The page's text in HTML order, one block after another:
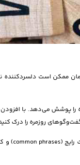
ممکن است دلسردکننده